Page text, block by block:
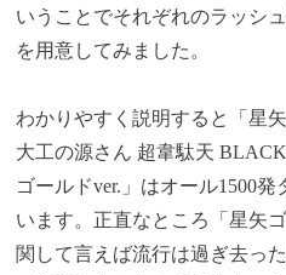
いうことでそれぞれのラッシ
を用意してみました。
わかりやすく説明すると「星
大工の源さん 超韋駄天
ゴールドver.」はオール1500
います。正直なところ「星矢
関して言えば流行は過ぎ去っ